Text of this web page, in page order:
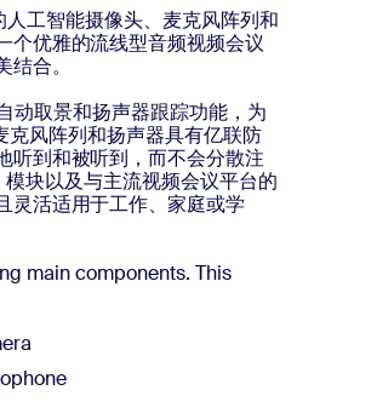
工智能摄像头、麦克风阵列和
个优雅的流线型音频视频会议
合。
动取景和扬声器跟踪功能，为
克风阵列和扬声器具有亿联防
听到和被听到，而不会分散注
块以及与主流视频会议平台的
灵活适用于工作、家庭或学
main components. This